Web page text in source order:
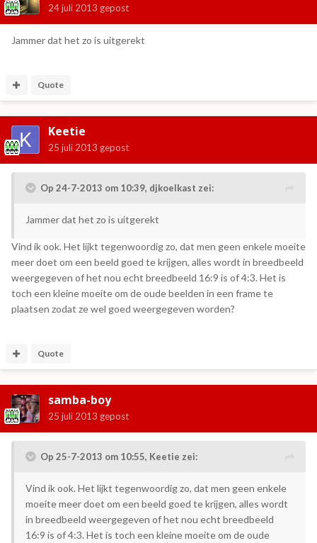
24 juli 2013 gepost
Jammer dat het zo is uitgerekt
Quote
Keetie
25 juli 2013 gepost
Op 24-7-2013 om 10:39, djkoelkast zei:
Jammer dat het zo is uitgerekt
Vind ik ook. Het lijkt tegenwoordig zo, dat men geen enkele moeite
meer doet om een beeld goed te krijgen, alles wordt in breedbeeld
weergegeven of het nou echt breedbeeld 16:9 is of 4:3. Het is
toch een kleine moeite om de oude beelden in een frame te
plaatsen zodat ze wel goed weergegeven worden?
Quote
samba-boy
25 juli 2013 gepost
Op 25-7-2013 om 10:55, Keetie zei:
Vind ik ook. Het lijkt tegenwoordig zo, dat men geen enkele
moeite meer doet om een beeld goed te krijgen, alles wordt
in breedbeeld weergegeven of het nou echt breedbeeld
16:9 is of 4:3. Het is toch een kleine moeite om de oude